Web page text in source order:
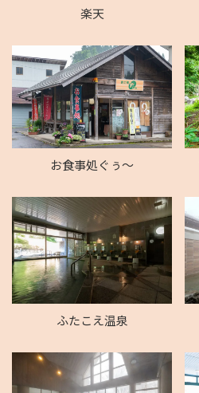
楽天
お食事処ぐぅ〜
ふたこえ温泉